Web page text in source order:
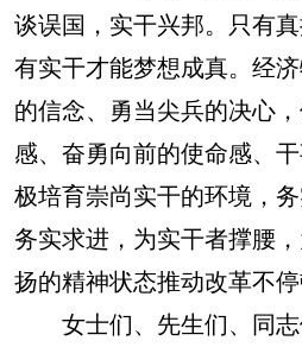
谈误国，实干兴邦。只有
有实干才能梦想成真。经
的信念、勇当尖兵的决心
感、奋勇向前的使命感、
极培育崇尚实干的环境，务
务实求进，为实干者撑腰
扬的精神状态推动改革不停
女士们、先生们、同志